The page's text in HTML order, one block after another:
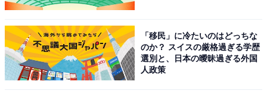
「移民」に冷たいのはどっちな
のか？ スイスの厳格過ぎる学歴
選別と、日本の曖昧過ぎる外国
人政策